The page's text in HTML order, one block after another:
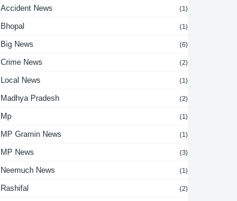
Accident News (1)
Bhopal (1)
Big News (6)
Crime News (2)
Local News (1)
Madhya Pradesh (2)
Mp (1)
MP Gramin News (1)
MP News (3)
Neemuch News (1)
Rashifal (2)